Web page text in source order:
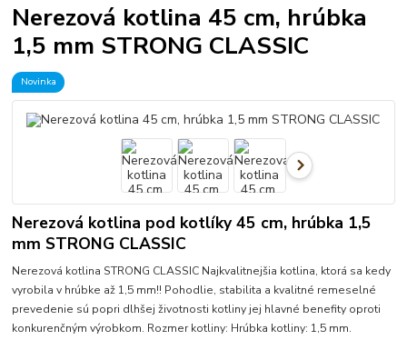
Nerezová kotlina 45 cm, hrúbka
1,5 mm STRONG CLASSIC
Novinka
Nerezová kotlina pod kotlíky 45 cm, hrúbka 1,5
mm STRONG CLASSIC
Nerezová kotlina STRONG CLASSIC Najkvalitnejšia kotlina, ktorá sa kedy
vyrobila v hrúbke až 1,5 mm!! Pohodlie, stabilita a kvalitné remeselné
prevedenie sú popri dlhšej životnosti kotliny jej hlavné benefity oproti
konkurenčným výrobkom. Rozmer kotliny: Hrúbka kotliny: 1,5 mm.